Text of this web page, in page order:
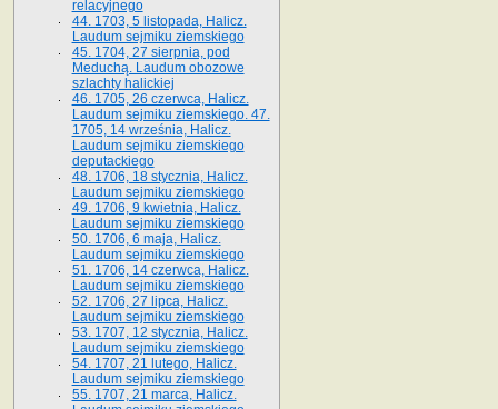
relacyjnego
44. 1703, 5 listopada, Halicz.
Laudum sejmiku ziemskiego
45. 1704, 27 sierpnia, pod
Meduchą. Laudum obozowe
szlachty halickiej
46. 1705, 26 czerwca, Halicz.
Laudum sejmiku ziemskiego. 47.
1705, 14 września, Halicz.
Laudum sejmiku ziemskiego
deputackiego
48. 1706, 18 stycznia, Halicz.
Laudum sejmiku ziemskiego
49. 1706, 9 kwietnia, Halicz.
Laudum sejmiku ziemskiego
50. 1706, 6 maja, Halicz.
Laudum sejmiku ziemskiego
51. 1706, 14 czerwca, Halicz.
Laudum sejmiku ziemskiego
52. 1706, 27 lipca, Halicz.
Laudum sejmiku ziemskiego
53. 1707, 12 stycznia, Halicz.
Laudum sejmiku ziemskiego
54. 1707, 21 lutego, Halicz.
Laudum sejmiku ziemskiego
55. 1707, 21 marca, Halicz.